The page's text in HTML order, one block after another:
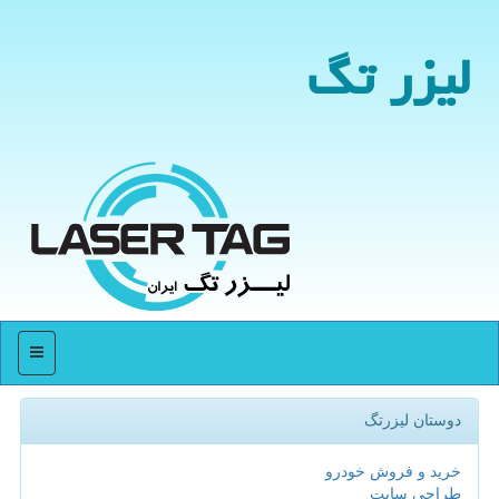
لیزر تگ
منو
دوستان لیزرتگ
خرید و فروش خودرو
طراحی سایت